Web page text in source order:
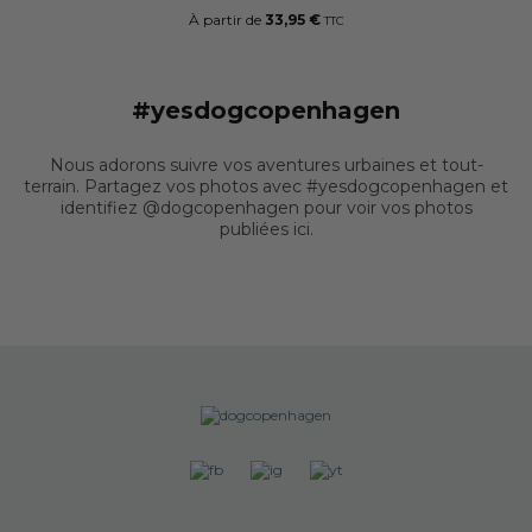
À partir de 33,95 € TTC
#yesdogcopenhagen
Nous adorons suivre vos aventures urbaines et tout-
terrain. Partagez vos photos avec #yesdogcopenhagen et
identifiez @dogcopenhagen pour voir vos photos
publiées ici.